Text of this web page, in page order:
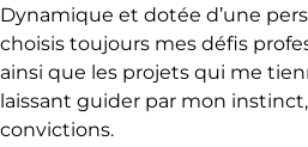
Dynamique et dotée d’une
choisis toujours mes défis
ainsi que les projets qui me
laissant guider par mon
convictions.